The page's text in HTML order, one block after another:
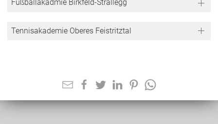
Fußballakadmie Birkfeld-Strallegg
Tennisakademie Oberes Feistritztal